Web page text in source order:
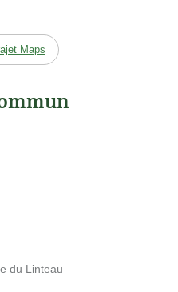
Maps
du Linteau